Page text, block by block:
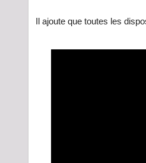
Il ajoute que toutes les